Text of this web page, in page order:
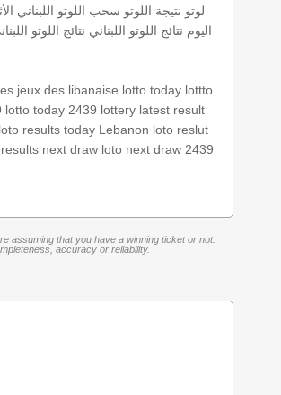
لوتو نتيجة اللوتو سحب اللوتو اللبناني
اليوم نتائج اللوتو اللبناني نتائج اللوتو
jeux des libanaise lotto today lottto
lotto today 2439 lottery latest result
loto results today Lebanon loto reslut
next draw loto next draw 2439
assuming that you have a winning ticket or not.
accuracy or reliability.